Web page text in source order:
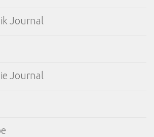
Journal
Journal